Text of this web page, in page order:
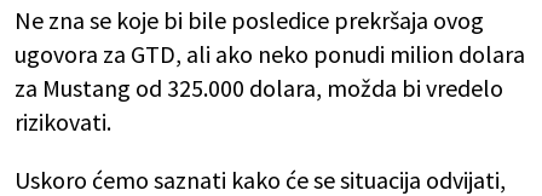
Ne zna se koje bi bile posledice prekršaja ovog
ugovora za GTD, ali ako neko ponudi milion dolara
za Mustang od 325.000 dolara, možda bi vredelo
rizikovati.
Uskoro ćemo saznati kako će se situacija odvijati,